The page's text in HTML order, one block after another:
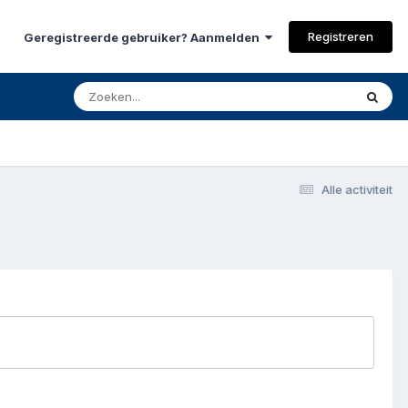
Geregistreerde gebruiker? Aanmelden Registreren
Alle activiteit